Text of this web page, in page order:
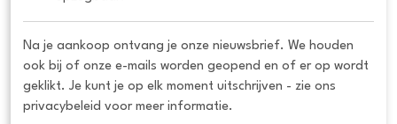
Na je aankoop ontvang je onze nieuwsbrief. We houden
ook bij of onze e-mails worden geopend en of er op wordt
geklikt. Je kunt je op elk moment uitschrijven - zie ons
privacybeleid voor meer informatie.